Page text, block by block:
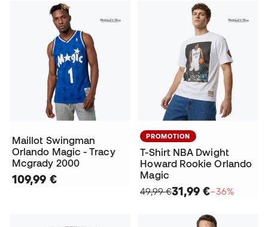
Maillot Swingman
Orlando Magic - Tracy
Mcgrady 2000
109,99 €
PROMOTION
T-Shirt NBA Dwight
Howard Rookie Orlando
Magic
49,99 €31,99 €−36%